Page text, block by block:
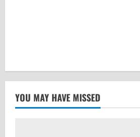
YOU MAY HAVE MISSED